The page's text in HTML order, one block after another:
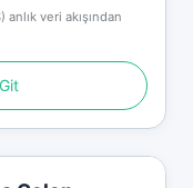
veri akışından